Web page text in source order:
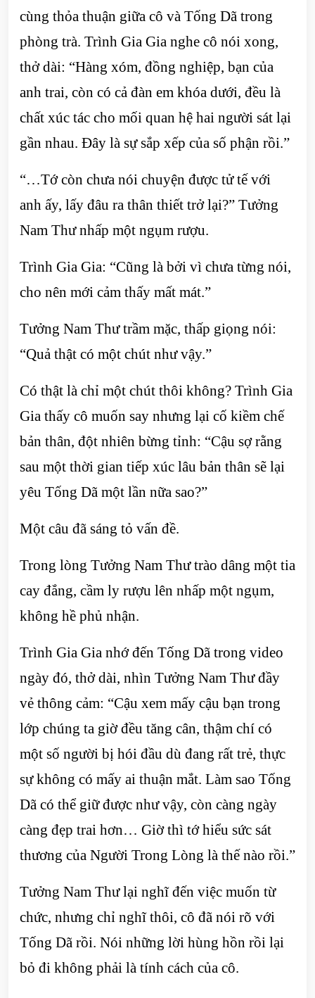
cùng thỏa thuận giữa cô và Tống Dã trong
phòng trà. Trình Gia Gia nghe cô nói xong,
thở dài: “Hàng xóm, đồng nghiệp, bạn của
anh trai, còn có cả đàn em khóa dưới, đều là
chất xúc tác cho mối quan hệ hai người sát lại
gần nhau. Đây là sự sắp xếp của số phận rồi.”
“…Tớ còn chưa nói chuyện được tử tế với
anh ấy, lấy đâu ra thân thiết trở lại?” Tưởng
Nam Thư nhấp một ngụm rượu.
Trình Gia Gia: “Cũng là bởi vì chưa từng nói,
cho nên mới cảm thấy mất mát.”
Tưởng Nam Thư trầm mặc, thấp giọng nói:
“Quả thật có một chút như vậy.”
Có thật là chỉ một chút thôi không? Trình Gia
Gia thấy cô muốn say nhưng lại cố kiềm chế
bản thân, đột nhiên bừng tỉnh: “Cậu sợ rằng
sau một thời gian tiếp xúc lâu bản thân sẽ lại
yêu Tống Dã một lần nữa sao?”
Một câu đã sáng tỏ vấn đề.
Trong lòng Tưởng Nam Thư trào dâng một tia
cay đắng, cầm ly rượu lên nhấp một ngụm,
không hề phủ nhận.
Trình Gia Gia nhớ đến Tống Dã trong video
ngày đó, thở dài, nhìn Tưởng Nam Thư đầy
vẻ thông cảm: “Cậu xem mấy cậu bạn trong
lớp chúng ta giờ đều tăng cân, thậm chí có
một số người bị hói đầu dù đang rất trẻ, thực
sự không có mấy ai thuận mắt. Làm sao Tống
Dã có thể giữ được như vậy, còn càng ngày
càng đẹp trai hơn… Giờ thì tớ hiểu sức sát
thương của Người Trong Lòng là thế nào rồi.”
Tưởng Nam Thư lại nghĩ đến việc muốn từ
chức, nhưng chỉ nghĩ thôi, cô đã nói rõ với
Tống Dã rồi. Nói những lời hùng hồn rồi lại
bỏ đi không phải là tính cách của cô.